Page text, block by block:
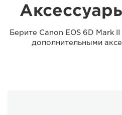
Берите Canon EOS 6D Mark
дополнительными